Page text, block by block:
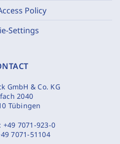
Policy
Settings
GmbH & Co. KG
2040
Tübingen
+49 7071-923-0
7071-51104